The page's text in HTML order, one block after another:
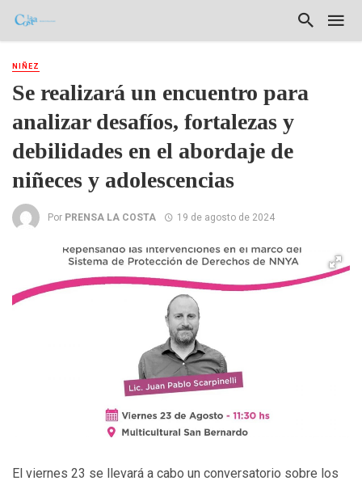
NIÑEZ
Se realizará un encuentro para
analizar desafíos, fortalezas y
debilidades en el abordaje de
niñeces y adolescencias
Por PRENSA LA COSTA 19 de agosto de 2024
El viernes 23 se llevará a cabo un conversatorio sobre los